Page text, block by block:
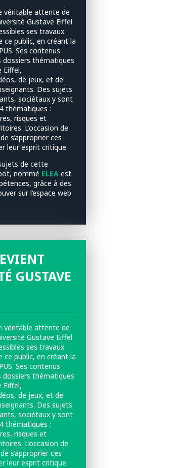
véritable attente de
Gustave Eiffel
ses travaux
ce public, en créant la
Ses contenus
dossiers thématiques
Eiffel,
de jeux, et de
Des sujets
sociétaux y sont
thématiques :
risques et
L’occasion de
s’approprier ces
leur esprit critique.
de cette
nommé ELEA est
grâce à des
sur l’espace web
GUSTAVE
véritable attente de
Gustave Eiffel
ses travaux
ce public, en créant la
Ses contenus
dossiers thématiques
Eiffel,
de jeux, et de
Des sujets
sociétaux y sont
thématiques :
risques et
L’occasion de
s’approprier ces
leur esprit critique.